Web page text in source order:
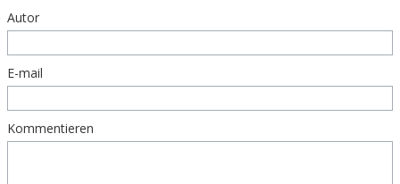
Autor
E-mail
Kommentieren